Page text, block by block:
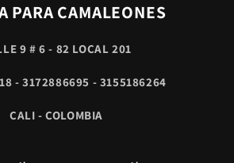
PARA CAMALEONES
9 # 6 - 82 LOCAL 201
- 3172886695 - 3155186264
CALI - COLOMBIA